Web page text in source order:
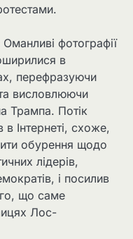
фотографії
в
перефразуючи
висловлюючи
Трампа. Потік
в Інтернеті, схоже,
обурення щодо
лідерів,
і посилив
що саме
Лос-